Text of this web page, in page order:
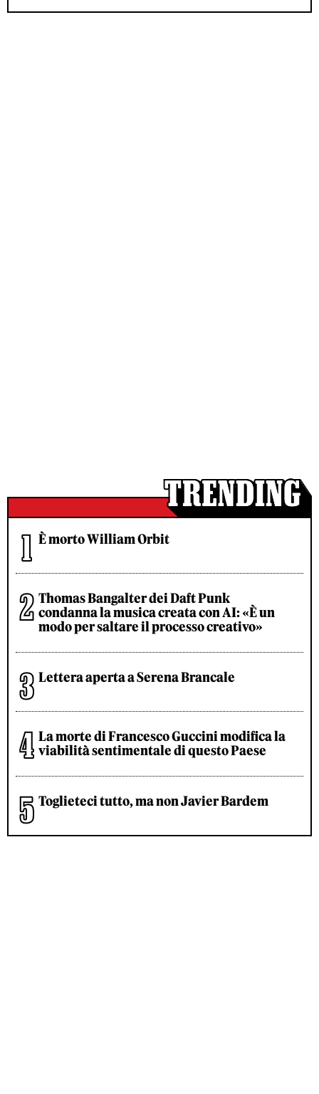
È morto William Orbit
Thomas Bangalter dei Daft Punk
condanna la musica creata con AI: «È un
modo per saltare il processo creativo»
Lettera aperta a Serena Brancale
La morte di Francesco Guccini modifica la
viabilità sentimentale di questo Paese
Toglieteci tutto, ma non Javier Bardem